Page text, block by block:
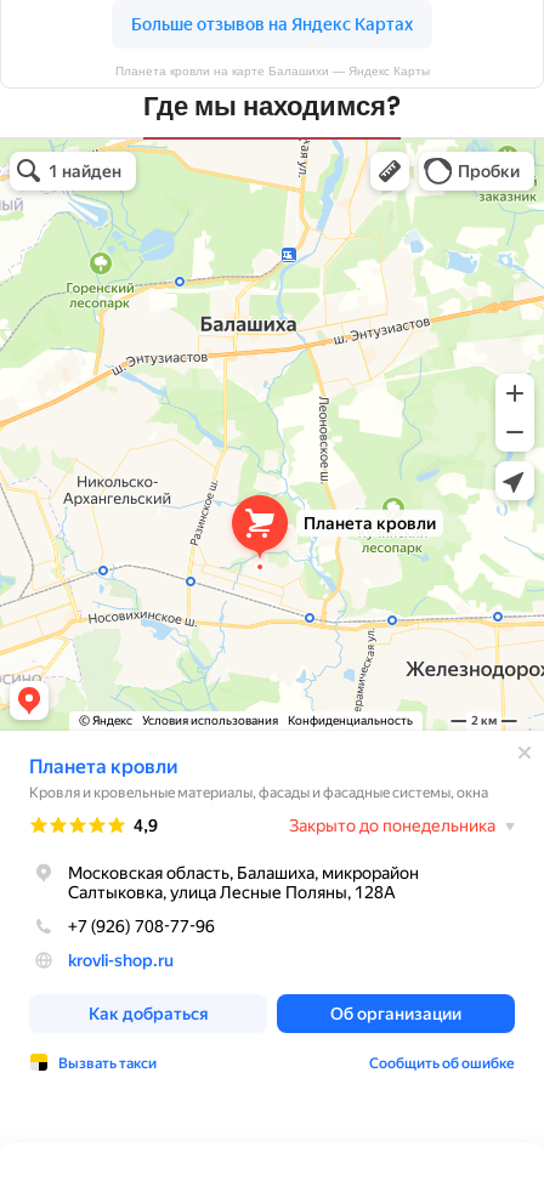
Планета кровли на карте Балашихи — Яндекс Карты
Где мы находимся?
Планета кровли
Кровля и кровельные материалы в Балашихе
Окна в Балашихе